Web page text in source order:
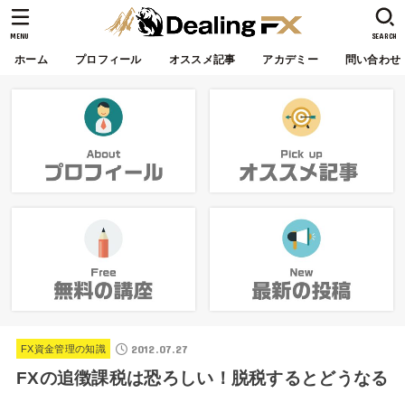
ホーム プロフィール オススメ記事 アカデミー 問い合わせ
SEARCH
MENU
FX資金管理の知識 2012.07.27
FXの追徴課税は恐ろしい！脱税するとどうなる